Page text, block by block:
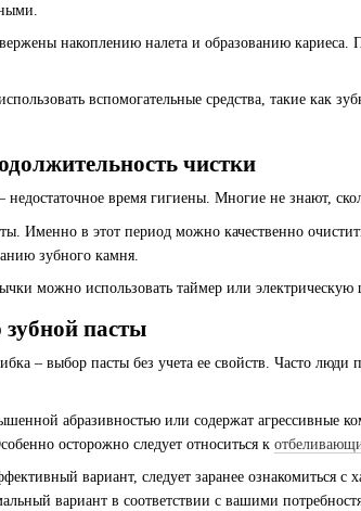
накоплению налета и образованию
вспомогательные средства, такие как
чистки
время гигиены. Многие не знают,
Именно в этот период можно качественно
зубного камня.
можно использовать таймер или
пасты
– выбор пасты без учета ее свойств. Часто
абразивностью или содержат агрессивные
осторожно следует относиться к
вариант, следует заранее ознакомиться с
вариант в соответствии с вашими